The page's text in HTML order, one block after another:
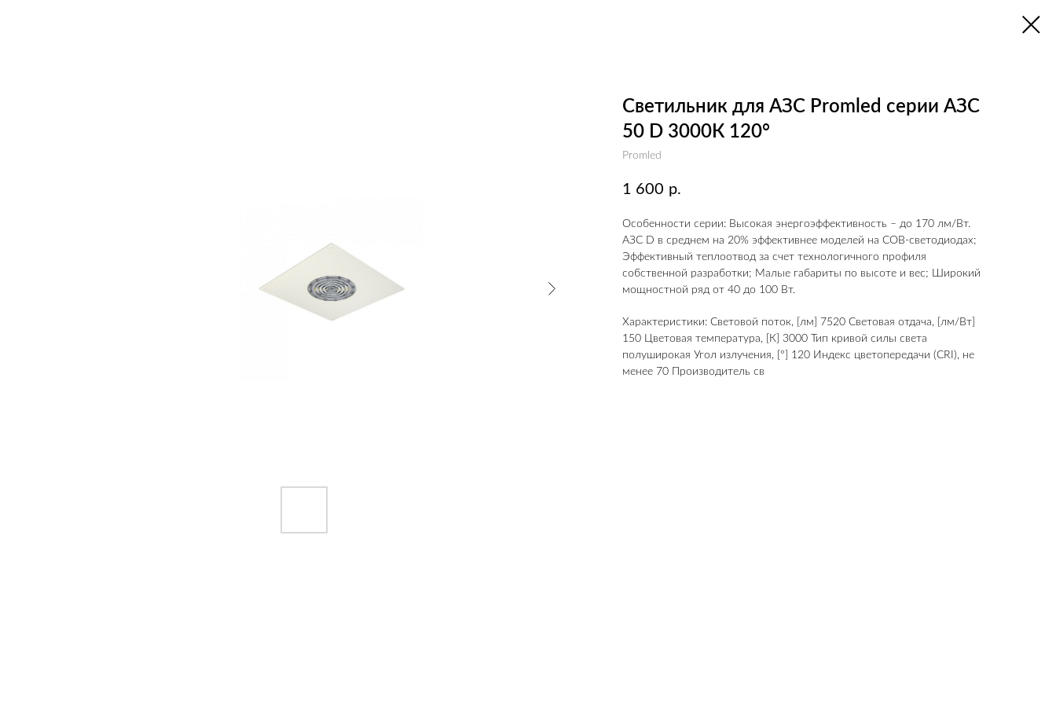
Светильник для АЗС Promled серии АЗС
50 D 3000К 120°
Promled
1 600 р.
Особенности серии: Высокая энергоэффективность – до 170 лм/Вт.
АЗС D в среднем на 20% эффективнее моделей на СОВ-светодиодах;
Эффективный теплоотвод за счет технологичного профиля
собственной разработки; Малые габариты по высоте и вес; Широкий
мощностной ряд от 40 до 100 Вт.
Характеристики: Световой поток, [лм] 7520 Световая отдача, [лм/Вт]
150 Цветовая температура, [К] 3000 Тип кривой силы света
полуширокая Угол излучения, [°] 120 Индекс цветопередачи (CRI), не
менее 70 Производитель св